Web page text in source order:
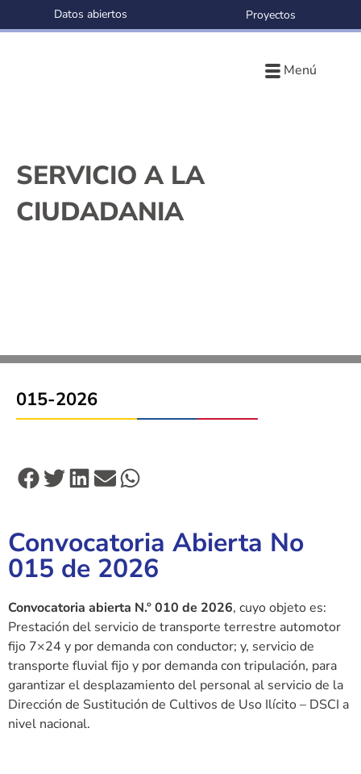
Menú
Datos abiertos Proyectos
SERVICIO A LA
CIUDADANIA
015-2026
Convocatoria Abierta No
015 de 2026
Convocatoria abierta N.º 010 de 2026, cuyo objeto es:
Prestación del servicio de transporte terrestre automotor
fijo 7×24 y por demanda con conductor; y, servicio de
transporte fluvial fijo y por demanda con tripulación, para
garantizar el desplazamiento del personal al servicio de la
Dirección de Sustitución de Cultivos de Uso Ilícito – DSCI a
nivel nacional.